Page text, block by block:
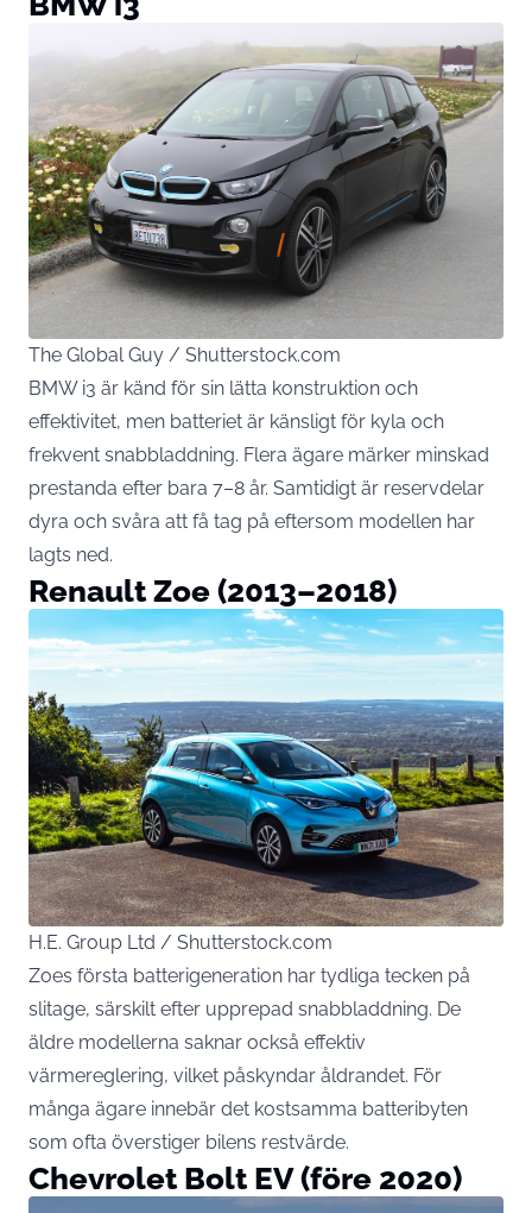
The Global Guy / Shutterstock.com
BMW i3 är känd för sin lätta konstruktion och
effektivitet, men batteriet är känsligt för kyla och
frekvent snabbladdning. Flera ägare märker minskad
prestanda efter bara 7–8 år. Samtidigt är reservdelar
dyra och svåra att få tag på eftersom modellen har
lagts ned.
Renault Zoe (2013–2018)
H.E. Group Ltd / Shutterstock.com
Zoes första batterigeneration har tydliga tecken på
slitage, särskilt efter upprepad snabbladdning. De
äldre modellerna saknar också effektiv
värmereglering, vilket påskyndar åldrandet. För
många ägare innebär det kostsamma batteribyten
som ofta överstiger bilens restvärde.
Chevrolet Bolt EV (före 2020)